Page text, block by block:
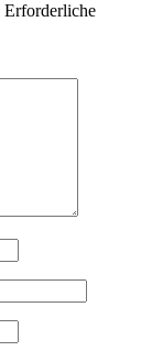
Erforderliche